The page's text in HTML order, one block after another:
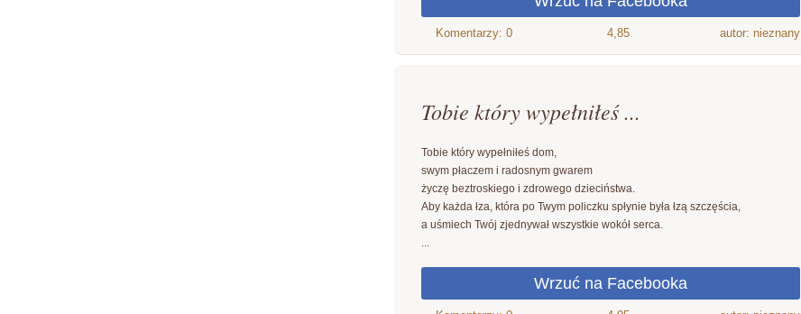
4,85 autor: nieznany
Tobie który wypełniłeś ...
Tobie który wypełniłeś dom,
swym płaczem i radosnym gwarem
życzę beztroskiego i zdrowego dzieciństwa.
Aby każda łza, która po Twym policzku spłynie była łzą szczęścia,
a uśmiech Twój zjednywał wszystkie wokół serca.
...